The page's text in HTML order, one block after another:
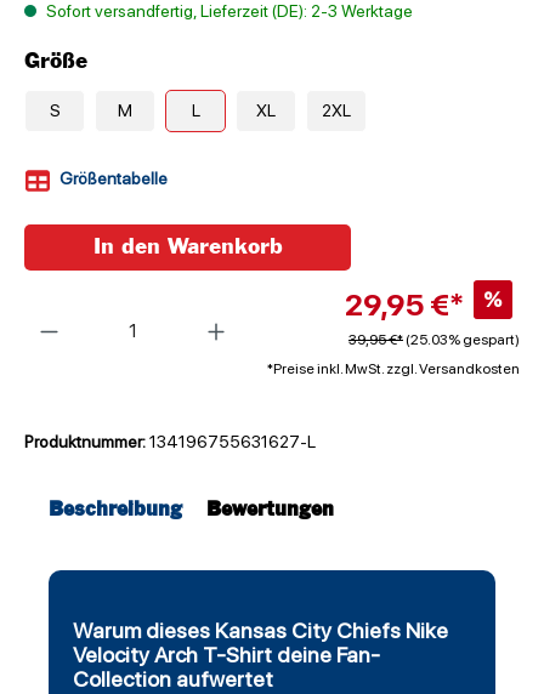
Sofort versandfertig, Lieferzeit (DE): 2-3 Werktage
Größe
S M L XL 2XL
Größentabelle
29,95 €* %
39,95 €* (25.03% gespart)
*Preise inkl. MwSt. zzgl. Versandkosten
In den Warenkorb
Produktnummer:134196755631627-L
Beschreibung Bewertungen
Warum dieses Kansas City Chiefs Nike
Velocity Arch T-Shirt deine Fan-
Collection aufwertet